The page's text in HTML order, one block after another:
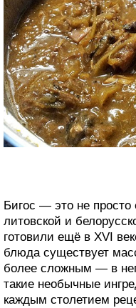
Бигос — это не просто
литовской и
готовили ещё в XVI
блюда существует
более сложным — в
такие необычные
каждым столетием